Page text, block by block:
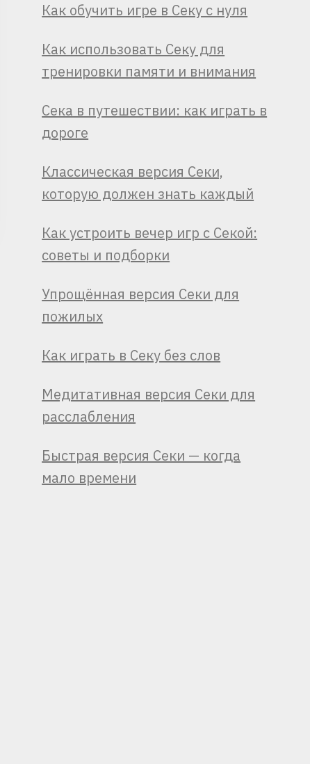
Как обучить игре в Секу с нуля
Как использовать Секу для
тренировки памяти и внимания
Сека в путешествии: как играть в
дороге
Классическая версия Секи,
которую должен знать каждый
Как устроить вечер игр с Секой:
советы и подборки
Упрощённая версия Секи для
пожилых
Как играть в Секу без слов
Медитативная версия Секи для
расслабления
Быстрая версия Секи — когда
мало времени